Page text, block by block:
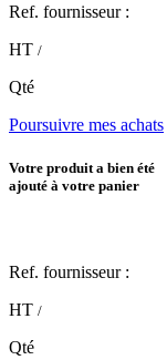
Ref. fournisseur :
HT /
Qté
Poursuivre mes achats
Votre produit a bien été
ajouté à votre panier
Ref. fournisseur :
HT /
Qté